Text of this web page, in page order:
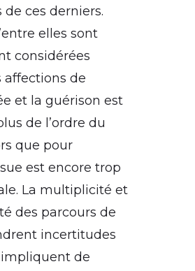
de ces derniers.
elles sont
considérées
affections de
et la guérison est
de l’ordre du
que pour
est encore trop
La multiplicité et
des parcours de
incertitudes
de